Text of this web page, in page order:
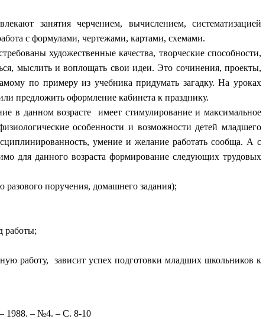
занятия черчением, вычислением, систематизацией
с формулами, чертежами, картами, схемами.
художественные качества, творческие способности,
мыслить и воплощать свои идеи. Это сочинения, проекты,
по примеру из учебника придумать загадку. На уроках
предложить оформление кабинета к празднику.
в данном возрасте имеет стимулирование и максимальное
особенности и возможности детей младшего
умение и желание работать сообща. А с
для данного возраста формирование следующих трудовых
поручения, домашнего задания);
работы;
работу, зависит успех подготовки младших школьников к
1988. – №4. – С. 8-10